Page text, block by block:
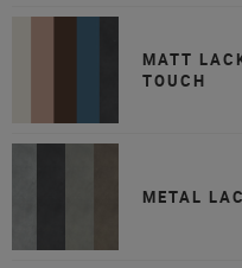
MATT
TOUCH
METAL